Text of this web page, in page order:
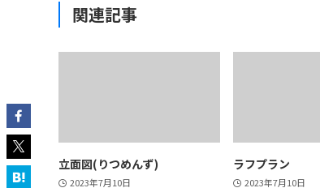
関連記事
立面図(りつめんず)
2023年7月10日
ラフプラン
2023年7月10日